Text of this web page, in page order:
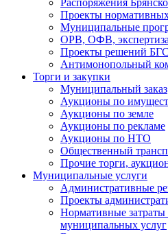
Распоряжения
Проекты
Муниципальные
ОРВ, ОФВ,
Проекты решений
Антимонопольный
Торги и закупки
Муниципальный заказ
Аукционы по
Аукционы по земле
Аукционы по рекламе
Аукционы по НТО
Общественный
Прочие торги,
Муниципальные услуги
Административные
Проекты
Нормативные затраты
муниципальных услуг